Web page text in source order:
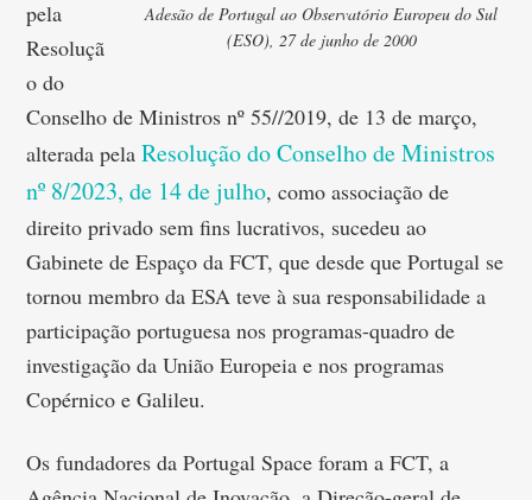
Adesão de Portugal ao Observatório Europeu do Sul
(ESO), 27 de junho de 2000
pela
Resoluçã
o do
Conselho de Ministros nº 55//2019, de 13 de março,
alterada pelaResolução do Conselho de Ministros
nº 8/2023, de 14 de julho, como associação de
direito privado sem fins lucrativos, sucedeu ao
Gabinete de Espaço da FCT, que desde que Portugal se
tornou membro da ESA teve à sua responsabilidade a
participação portuguesa nos programas-quadro de
investigação da União Europeia e nos programas
Copérnico e Galileu.
Os fundadores da Portugal Space foram a FCT, a